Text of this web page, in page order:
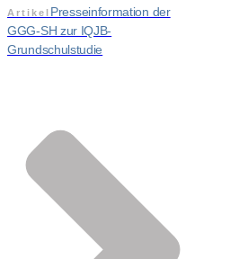
Artikel Presseinformation der
GGG-SH zur IQJB-
Grundschulstudie